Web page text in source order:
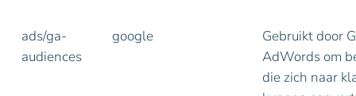
ads/ga-
audiences
google
Gebruikt door
AdWords om
die zich naar